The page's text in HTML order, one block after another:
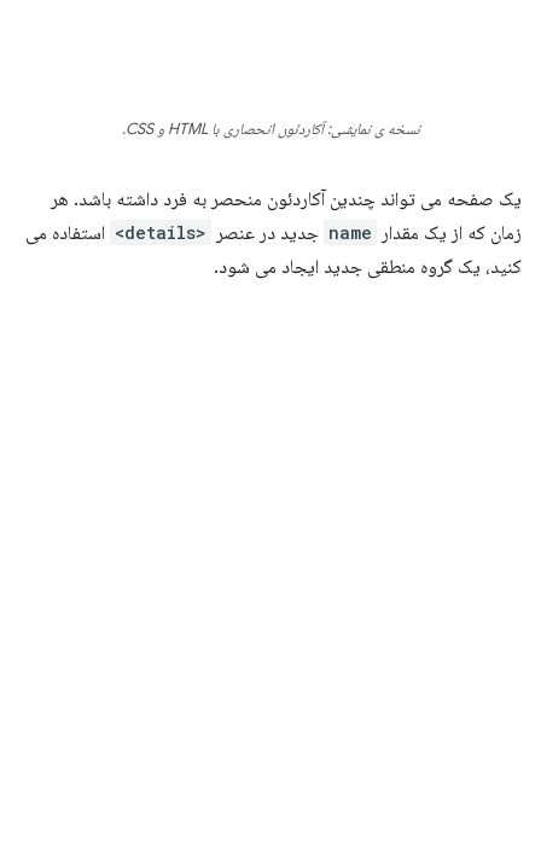
نسخه ی نمایشی: آکاردئون انحصاری با HTML و CSS.
یک صفحه می تواند چندین آکاردئون منحصر به فرد داشته باشد. هر
زمان که از یک مقدار
name جدید در عنصر <details>
استفاده می
کنید، یک گروه منطقی جدید ایجاد می شود.